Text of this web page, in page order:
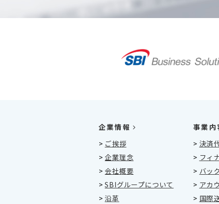
企業情報
> ご挨拶
>企業理念
> 会社概要
>SBIグループについて
>沿革
事業内
> 決済
> フィ
> バッ
> アカ
> 国際